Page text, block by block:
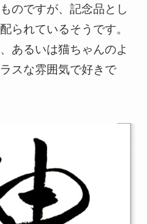
のですが、記念品とし
られているそうです。
あるいは猫ちゃんのよ
スな雰囲気で好きで